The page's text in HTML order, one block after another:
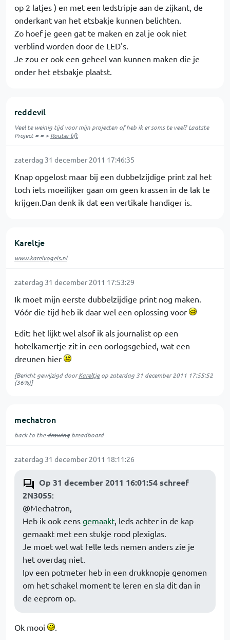
op 2 latjes ) en met een ledstripje aan de zijkant, de
onderkant van het etsbakje kunnen belichten.
Zo hoef je geen gat te maken en zal je ook niet
verblind worden door de LED's.
Je zou er ook een geheel van kunnen maken die je
onder het etsbakje plaatst.
reddevil
Veel te weinig tijd voor mijn projecten of heb ik er soms te veel? Laatste
Project = = > Router lift
zaterdag 31 december 2011 17:46:35
Knap opgelost maar bij een dubbelzijdige print zal het
toch iets moeilijker gaan om geen krassen in de lak te
krijgen.Dan denk ik dat een vertikale handiger is.
Kareltje
www.karelvogels.nl
zaterdag 31 december 2011 17:53:29
Ik moet mijn eerste dubbelzijdige print nog maken.
Vóór die tijd heb ik daar wel een oplossing voor
Edit: het lijkt wel alsof ik als journalist op een
hotelkamertje zit in een oorlogsgebied, wat een
dreunen hier
[Bericht gewijzigd doorKareltjeop zaterdag 31 december 2011 17:55:52
(36%)]
mechatron
back to thedrawing breadboard
zaterdag 31 december 2011 18:11:26
Op 31 december 2011 16:01:54 schreef
2N3055:
@Mechatron,
Heb ik ook eens gemaakt, leds achter in de kap
gemaakt met een stukje rood plexiglas.
Je moet wel wat felle leds nemen anders zie je
het overdag niet.
Ipv een potmeter heb in een drukknopje genomen
om het schakel moment te leren en sla dit dan in
de eeprom op.
Ok mooi .